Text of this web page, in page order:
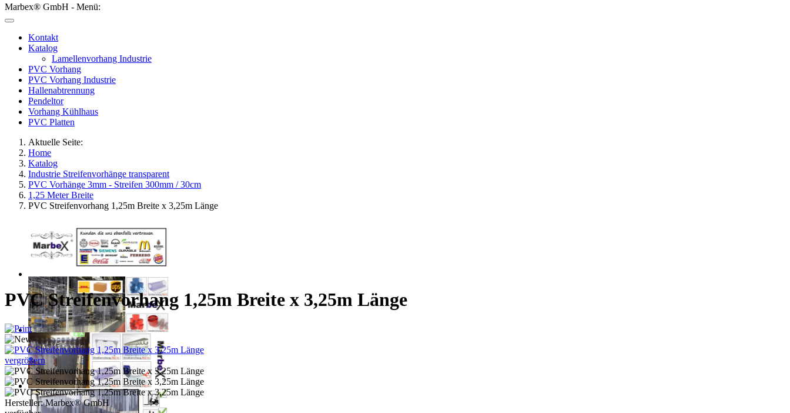
Marbex® GmbH - Menü:
Kontakt
Katalog
Lamellenvorhang Industrie
PVC Vorhang
PVC Vorhang Industrie
Hallenabtrennung
Pendeltor
Vorhang Kühlhaus
PVC Platten
Aktuelle Seite:
Home
Katalog
Industrie Streifenvorhänge transparent
PVC Vorhänge 3mm - Streifen 300mm / 30cm
1,25 Meter Breite
PVC Streifenvorhang 1,25m Breite x 3,25m Länge
PVC Streifenvorhang 1,25m Breite x 3,25m Länge
vergrößern
Hersteller:Marbex® GmbH